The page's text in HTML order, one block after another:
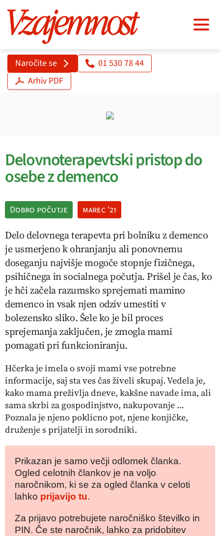
Naročite se
01 530 78 44
Arhiv PDF
Delovnoterapevtski pristop do
osebe z demenco
Dobro počutje marec '21
Delo delovnega terapevta pri bolniku z demenco
je usmerjeno k ohranjanju ali ponovnemu
doseganju najvišje mogoče stopnje fizičnega,
psihičnega in socialnega počutja. Prišel je čas, ko
je hči začela razumsko sprejemati mamino
demenco in vsak njen odziv umestiti v
bolezensko sliko. Šele ko je bil proces
sprejemanja zaključen, je zmogla mami
pomagati pri funkcioniranju.
Hčerka je imela o svoji mami vse potrebne
informacije, saj sta ves čas živeli skupaj. Vedela je,
kako mama preživlja dneve, kakšne navade ima, ali
sama skrbi za gospodinjstvo, nakupovanje …
Poznala je njeno poklicno pot, njene konjičke,
druženje s prijatelji in sorodniki.
Prikazan je samo večji odlomek članka.
Ogled celotnih člankov je na voljo
naročnikom, ki se za ogled članka v celoti
lahko prijavijo tu.
Za prijavo potrebujete naročniško številko in
PIN. Če ste naročnik, lahko za pridobitev